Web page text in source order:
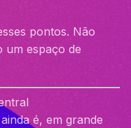
pontos. Não
um espaço de
é, em grande